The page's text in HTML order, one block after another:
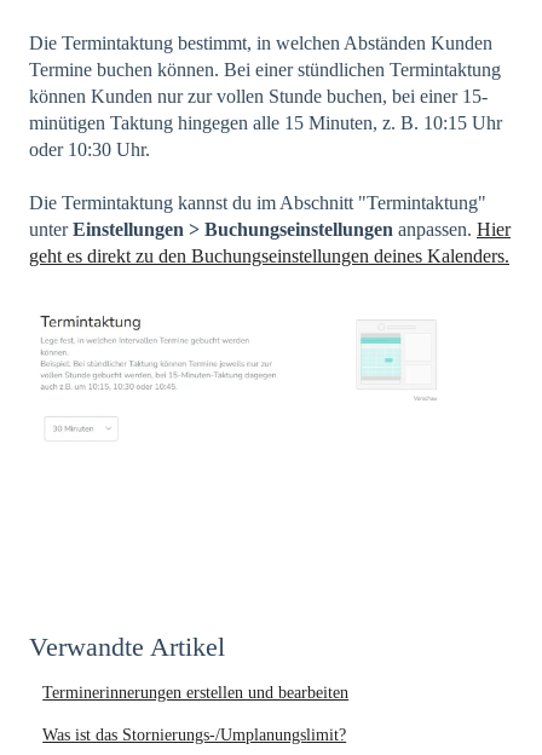
Die Termintaktung bestimmt, in welchen Abständen Kunden
Termine buchen können. Bei einer stündlichen Termintaktung
können Kunden nur zur vollen Stunde buchen, bei einer 15-
minütigen Taktung hingegen alle 15 Minuten, z. B. 10:15 Uhr
oder 10:30 Uhr.
Die Termintaktung kannst du im Abschnitt "Termintaktung"
unterEinstellungen > Buchungseinstellungen anpassen. Hier
geht es direkt zu den Buchungseinstellungen deines Kalenders.
Verwandte Artikel
Terminerinnerungen erstellen und bearbeiten
Was ist das Stornierungs-/Umplanungslimit?